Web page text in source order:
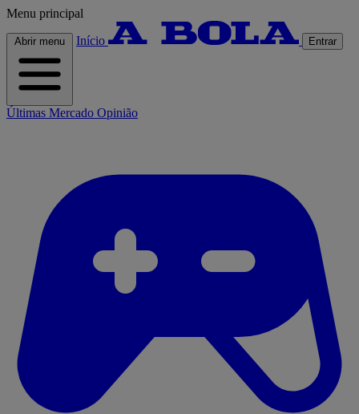
Menu principal
Abrir menu Início Entrar
Últimas Mercado Opinião